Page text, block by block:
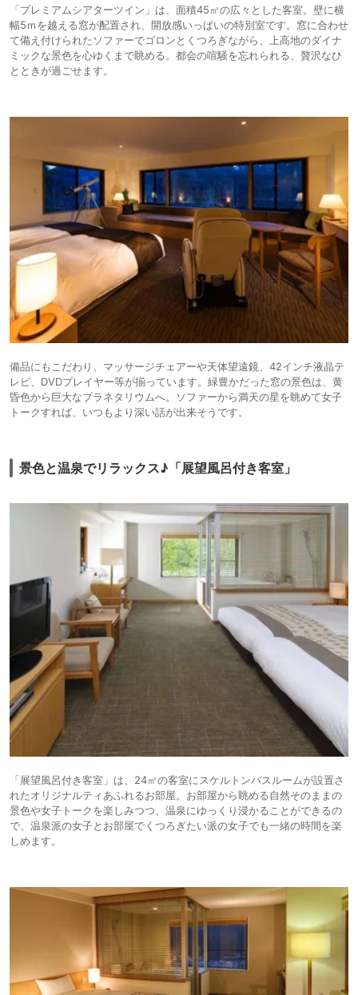
「プレミアムシアターツイン」は、面積45㎡の広々とした客室。壁に横
幅5ｍを越える窓が配置され、開放感いっぱいの特別室です。窓に合わせ
て備え付けられたソファーでゴロンとくつろぎながら、上高地のダイナ
ミックな景色を心ゆくまで眺める。都会の喧騒を忘れられる、贅沢なひ
とときが過ごせます。
備品にもこだわり、マッサージチェアーや天体望遠鏡、42インチ液晶テ
レビ、DVDプレイヤー等が揃っています。緑豊かだった窓の景色は、黄
昏色から巨大なプラネタリウムへ。ソファーから満天の星を眺めて女子
トークすれば、いつもより深い話が出来そうです。
景色と温泉でリラックス♪「展望風呂付き客室」
「展望風呂付き客室」は、24㎡の客室にスケルトンバスルームが設置さ
れたオリジナルティあふれるお部屋。お部屋から眺める自然そのままの
景色や女子トークを楽しみつつ、温泉にゆっくり浸かることができるの
で、温泉派の女子とお部屋でくつろぎたい派の女子でも一緒の時間を楽
しめます。